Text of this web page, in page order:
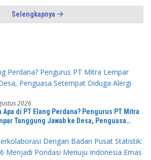
Selengkapnya
2026
Apa di PT Elang Perdana? Pengurus PT Mitra
Tanggung Jawab ke Desa, Penguasa